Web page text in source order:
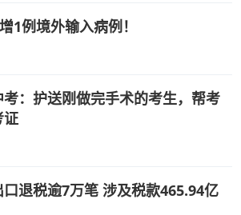
1例境外输入病例！
：护送刚做完手术的考生，帮考
证
退税逾7万笔 涉及税款465.94亿